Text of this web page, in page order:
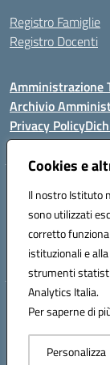
Cookies e
Il nostro Istituto
sono utilizzati
corretto
istituzionali e
strumenti
Analytics Italia.
Per saperne di
Personalizza
Registro Famiglie
Registro Docenti
Amministrazione
Archivio
Privacy Policy
Istituto
Via Cupa
Tel. +39
Email: